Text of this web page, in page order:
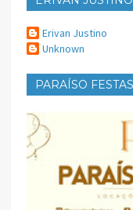
Erivan Justino
Unknown
PARAÍSO FESTAS